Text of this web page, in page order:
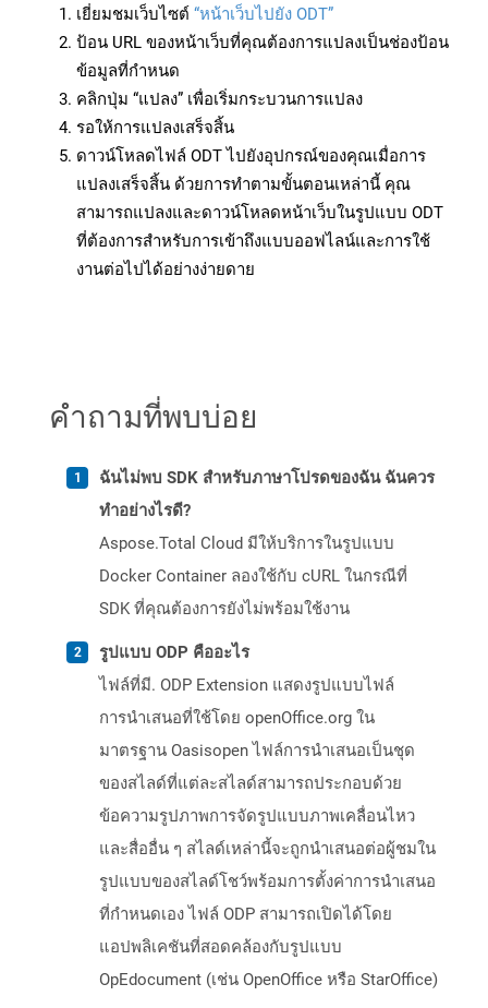
เยี่ยมชมเว็บไซต์ “หน้าเว็บไปยัง ODT”
ป้อน URL ของหน้าเว็บที่คุณต้องการแปลงเป็นช่องป้อน
ข้อมูลที่กำหนด
คลิกปุ่ม “แปลง” เพื่อเริ่มกระบวนการแปลง
รอให้การแปลงเสร็จสิ้น
ดาวน์โหลดไฟล์ ODT ไปยังอุปกรณ์ของคุณเมื่อการ
แปลงเสร็จสิ้น ด้วยการทำตามขั้นตอนเหล่านี้ คุณ
สามารถแปลงและดาวน์โหลดหน้าเว็บในรูปแบบ ODT
ที่ต้องการสำหรับการเข้าถึงแบบออฟไลน์และการใช้
งานต่อไปได้อย่างง่ายดาย
คำถามที่พบบ่อย
ฉันไม่พบ SDK สำหรับภาษาโปรดของฉัน ฉันควร
ทำอย่างไรดี?
Aspose.Total Cloud มีให้บริการในรูปแบบ
Docker Container ลองใช้กับ cURL ในกรณีที่
SDK ที่คุณต้องการยังไม่พร้อมใช้งาน
รูปแบบ ODP คืออะไร
ไฟล์ที่มี. ODP Extension แสดงรูปแบบไฟล์
การนำเสนอที่ใช้โดย openOffice.org ใน
มาตรฐาน Oasisopen ไฟล์การนำเสนอเป็นชุด
ของสไลด์ที่แต่ละสไลด์สามารถประกอบด้วย
ข้อความรูปภาพการจัดรูปแบบภาพเคลื่อนไหว
และสื่ออื่น ๆ สไลด์เหล่านี้จะถูกนำเสนอต่อผู้ชมใน
รูปแบบของสไลด์โชว์พร้อมการตั้งค่าการนำเสนอ
ที่กำหนดเอง ไฟล์ ODP สามารถเปิดได้โดย
แอปพลิเคชันที่สอดคล้องกับรูปแบบ
OpEdocument (เช่น OpenOffice หรือ StarOffice)